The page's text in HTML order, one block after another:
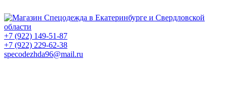
+7 (922) 149-51-87
+7 (922) 229-62-38
specodezhda96@mail.ru